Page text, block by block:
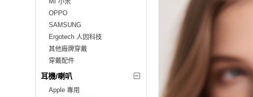
OPPO
SAMSUNG
Ergotech 人因科技
其他廠牌穿戴
穿戴配件
耳機/喇叭
Apple 專用